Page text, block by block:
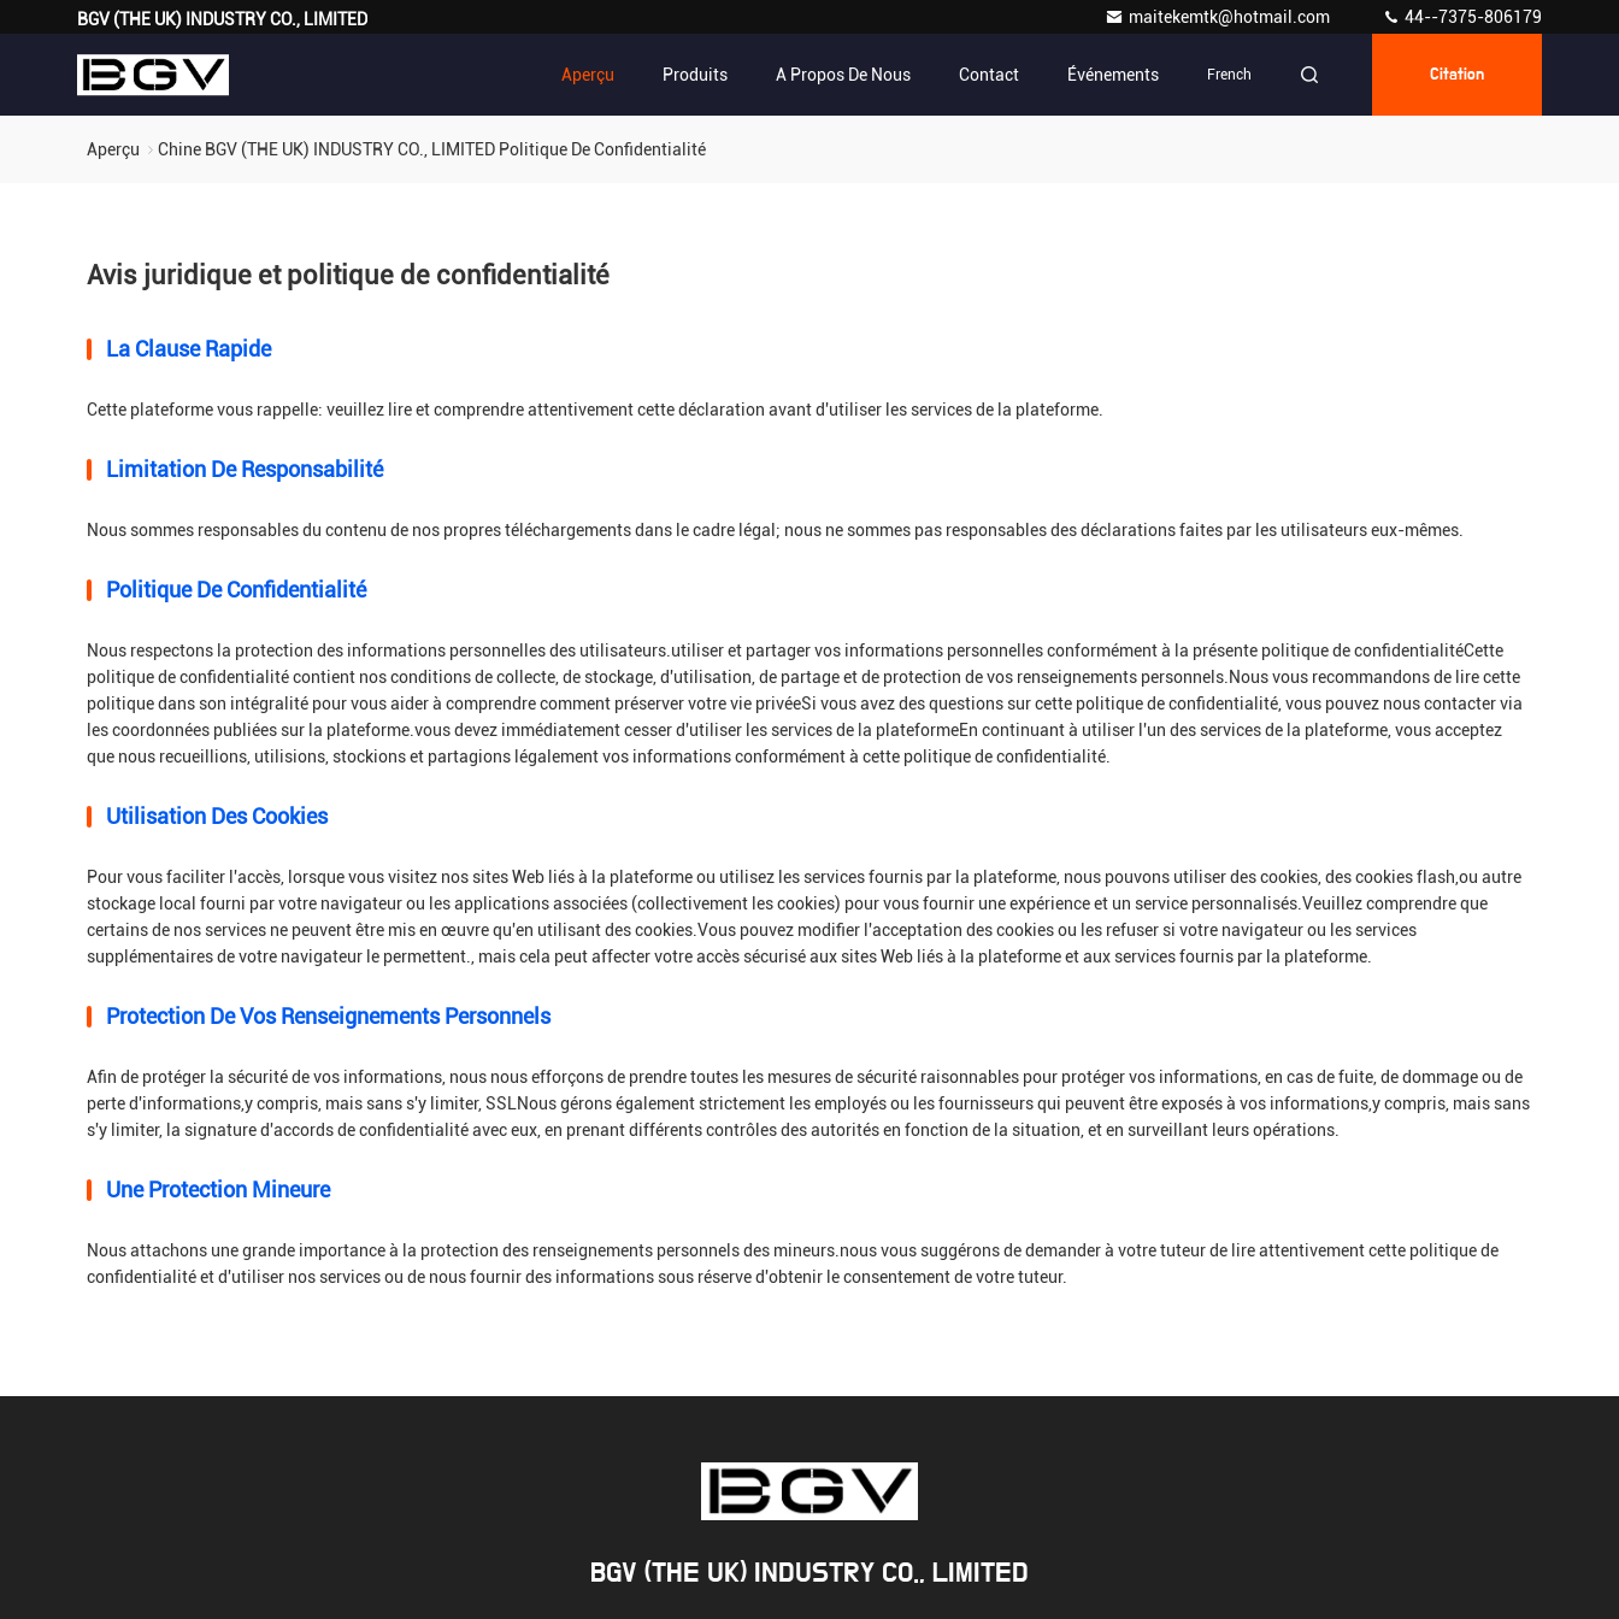
BGV (THE UK) INDUSTRY CO., LIMITED maitekemtk@hotmail.com 44--7375-806179
Aperçu Produits A Propos De Nous Contact Événements French Citation
Aperçu Chine BGV (THE UK) INDUSTRY CO., LIMITED Politique De Confidentialité
Avis juridique et politique de confidentialité
La Clause Rapide
Cette plateforme vous rappelle: veuillez lire et comprendre attentivement cette déclaration avant d'utiliser les services de la plateforme.
Limitation De Responsabilité
Nous sommes responsables du contenu de nos propres téléchargements dans le cadre légal; nous ne sommes pas responsables des déclarations faites par les utilisateurs eux-mêmes.
Politique De Confidentialité
Nous respectons la protection des informations personnelles des utilisateurs.utiliser et partager vos informations personnelles conformément à la présente politique de confidentialitéCette
politique de confidentialité contient nos conditions de collecte, de stockage, d'utilisation, de partage et de protection de vos renseignements personnels.Nous vous recommandons de lire cette
politique dans son intégralité pour vous aider à comprendre comment préserver votre vie privéeSi vous avez des questions sur cette politique de confidentialité, vous pouvez nous contacter via
les coordonnées publiées sur la plateforme.vous devez immédiatement cesser d'utiliser les services de la plateformeEn continuant à utiliser l'un des services de la plateforme, vous acceptez
que nous recueillions, utilisions, stockions et partagions légalement vos informations conformément à cette politique de confidentialité.
Utilisation Des Cookies
Pour vous faciliter l'accès, lorsque vous visitez nos sites Web liés à la plateforme ou utilisez les services fournis par la plateforme, nous pouvons utiliser des cookies, des cookies flash,ou autre
stockage local fourni par votre navigateur ou les applications associées (collectivement les cookies) pour vous fournir une expérience et un service personnalisés.Veuillez comprendre que
certains de nos services ne peuvent être mis en œuvre qu'en utilisant des cookies.Vous pouvez modifier l'acceptation des cookies ou les refuser si votre navigateur ou les services
supplémentaires de votre navigateur le permettent., mais cela peut affecter votre accès sécurisé aux sites Web liés à la plateforme et aux services fournis par la plateforme.
Protection De Vos Renseignements Personnels
Afin de protéger la sécurité de vos informations, nous nous efforçons de prendre toutes les mesures de sécurité raisonnables pour protéger vos informations, en cas de fuite, de dommage ou de
perte d'informations,y compris, mais sans s'y limiter, SSLNous gérons également strictement les employés ou les fournisseurs qui peuvent être exposés à vos informations,y compris, mais sans
s'y limiter, la signature d'accords de confidentialité avec eux, en prenant différents contrôles des autorités en fonction de la situation, et en surveillant leurs opérations.
Une Protection Mineure
Nous attachons une grande importance à la protection des renseignements personnels des mineurs.nous vous suggérons de demander à votre tuteur de lire attentivement cette politique de
confidentialité et d'utiliser nos services ou de nous fournir des informations sous réserve d'obtenir le consentement de votre tuteur.
BGV (THE UK) INDUSTRY CO., LIMITED